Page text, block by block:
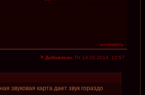
Добавлено: Пт 14.02.2014, 13:57
звуковая карта дает звук гораздо